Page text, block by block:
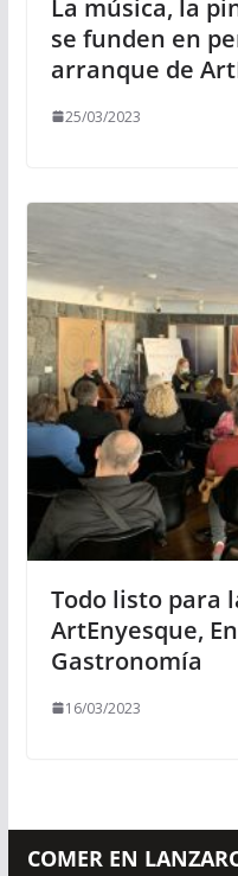
La música, la
se funden en
arranque de
25/03/2023
Todo listo para
ArtEnyesque,
Gastronomía
16/03/2023
COMER EN